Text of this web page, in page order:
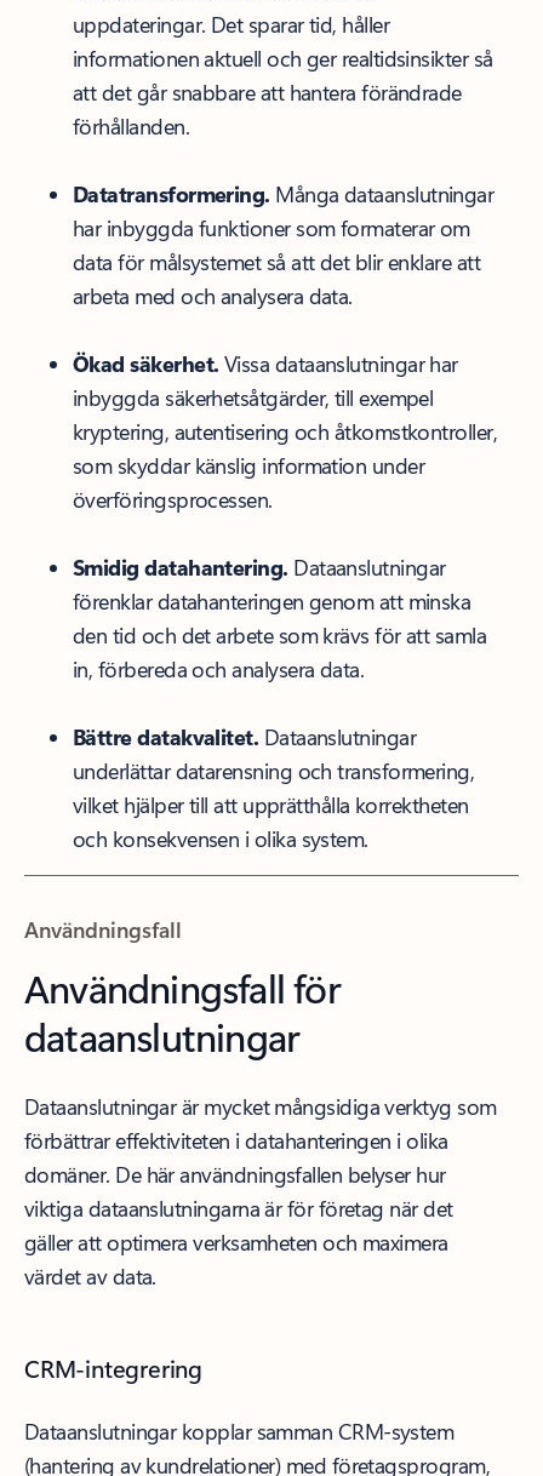
uppdateringar. Det sparar tid, håller
informationen aktuell och ger realtidsinsikter så
att det går snabbare att hantera förändrade
förhållanden.
Datatransformering. Många dataanslutningar
har inbyggda funktioner som formaterar om
data för målsystemet så att det blir enklare att
arbeta med och analysera data.
Ökad säkerhet. Vissa dataanslutningar har
inbyggda säkerhetsåtgärder, till exempel
kryptering, autentisering och åtkomstkontroller,
som skyddar känslig information under
överföringsprocessen.
Smidig datahantering. Dataanslutningar
förenklar datahanteringen genom att minska
den tid och det arbete som krävs för att samla
in, förbereda och analysera data.
Bättre datakvalitet. Dataanslutningar
underlättar datarensning och transformering,
vilket hjälper till att upprätthålla korrektheten
och konsekvensen i olika system.
Användningsfall
Användningsfall för
dataanslutningar
Dataanslutningar är mycket mångsidiga verktyg som
förbättrar effektiviteten i datahanteringen i olika
domäner. De här användningsfallen belyser hur
viktiga dataanslutningarna är för företag när det
gäller att optimera verksamheten och maximera
värdet av data.
CRM-integrering
Dataanslutningar kopplar samman CRM-system
(hantering av kundrelationer) med företagsprogram,